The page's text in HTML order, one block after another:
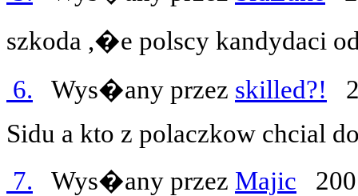
szkoda ,�e polscy kandydaci
6. Wys�any przez skilled?!
Sidu a kto z polaczkow chcial
7. Wys�any przez Majic